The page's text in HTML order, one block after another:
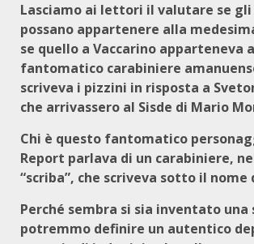
Lasciamo ai lettori il valutare se
possano appartenere alla
se quello a Vaccarino apparteneva
fantomatico carabiniere
scriveva i pizzini in risposta a
che arrivassero al Sisde di Mario
Chi è questo fantomatico
Report parlava di un carabiniere,
“scriba”, che scriveva sotto il nome
Perché sembra si sia inventato una
potremmo definire un autentico